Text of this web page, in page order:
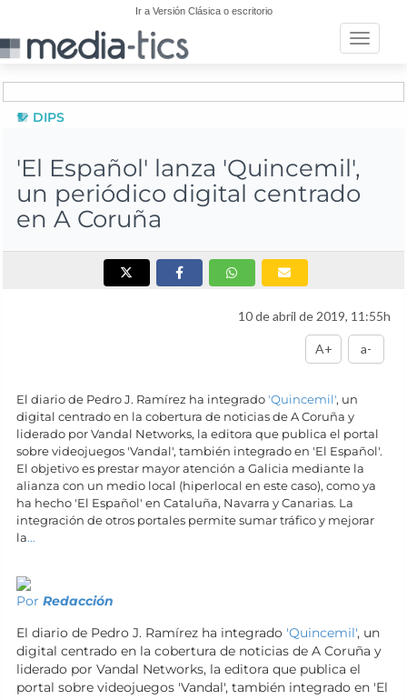
Ir a Versión Clásica o escritorio
Toggle
DIPS
'El Español' lanza 'Quincemil',
un periódico digital centrado
en A Coruña
10 de abril de 2019, 11:55h
A+ a-
El diario de Pedro J. Ramírez ha integrado 'Quincemil', un
digital centrado en la cobertura de noticias de A Coruña y
liderado por Vandal Networks, la editora que publica el portal
sobre videojuegos 'Vandal', también integrado en 'El Español'.
El objetivo es prestar mayor atención a Galicia mediante la
alianza con un medio local (hiperlocal en este caso), como ya
ha hecho 'El Español' en Cataluña, Navarra y Canarias. La
integración de otros portales permite sumar tráfico y mejorar
la...
Por Redacción
El diario de Pedro J. Ramírez ha integrado 'Quincemil', un
digital centrado en la cobertura de noticias de A Coruña y
liderado por Vandal Networks, la editora que publica el
portal sobre videojuegos 'Vandal', también integrado en 'El